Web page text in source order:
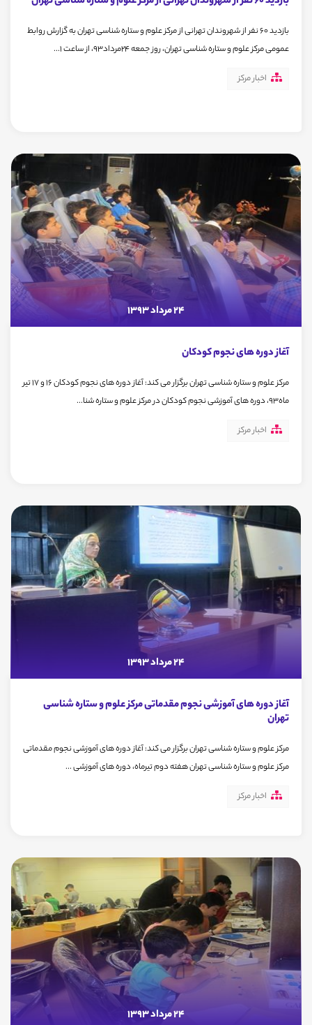
بازدید 60 نفر از شهروندان تهرانی از مرکز علوم و ستاره شناسی تهران به گزارش روابط
عمومی مرکز علوم و ستاره شناسی تهران، روز جمعه 24مرداد93، از ساعت 1...
اخبار مرکز
24 مرداد 1393
آغاز دوره های نجوم کودکان
مرکز علوم و ستاره شناسی تهران برگزار می کند: آغاز دوره های نجوم کودکان 16 و 17 تیر
ماه93، دوره های آموزشی نجوم کودکان در مرکز علوم و ستاره شنا...
اخبار مرکز
24 مرداد 1393
آغاز دوره های آموزشی نجوم مقدماتی مرکز علوم و ستاره شناسی
تهران
مرکز علوم و ستاره شناسی تهران برگزار می کند: آغاز دوره های آموزشی نجوم مقدماتی
مرکز علوم و ستاره شناسی تهران هفته دوم تیرماه، دوره های آموزشی ...
اخبار مرکز
24 مرداد 1393